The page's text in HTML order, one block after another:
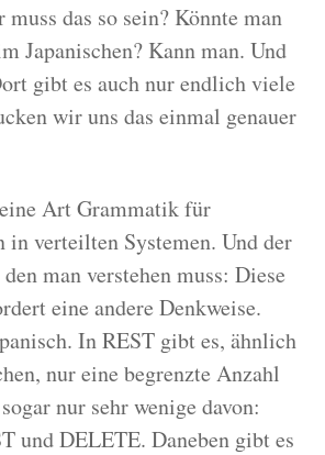
das so sein? Könnte man
Japanischen? Kann man. Und
gibt es auch nur endlich viele
wir uns das einmal genauer
Art Grammatik für
verteilten Systemen. Und der
man verstehen muss: Diese
eine andere Denkweise.
In REST gibt es, ähnlich
nur eine begrenzte Anzahl
nur sehr wenige davon:
und DELETE. Daneben gibt es